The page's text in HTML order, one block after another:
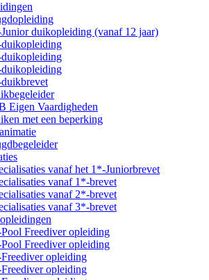
duikopleiding (vanaf 12 jaar)
Eigen Vaardigheden
met een beperking
vanaf het 1*-Juniorbrevet
vanaf 1*-brevet
vanaf 2*-brevet
vanaf 3*-brevet
Freediver opleiding
Freediver opleiding
opleiding
opleiding